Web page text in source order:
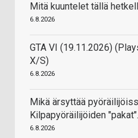
Mitä kuuntelet tällä
6.8.2026
GTA VI (19.11.2026)
X/S)
6.8.2026
Mikä ärsyttää
Kilpapyöräilijöiden
6.8.2026